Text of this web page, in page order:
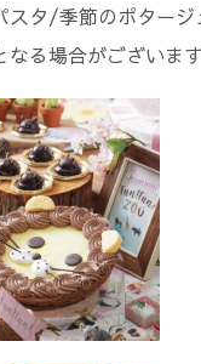
スタ/季節のポター
る場合がございます